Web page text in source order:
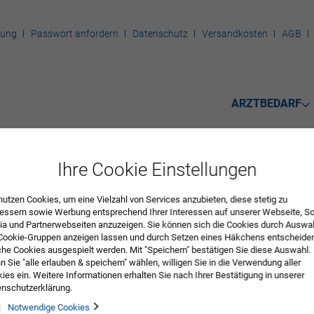
Passwort anfordern Datenschutz Versandkosten AGB
ARZTBEDARF
Medikamentenbecher
aus PP, grifffest und stapelbar. Inhalt 25 ml.
Ihre Cookie Einstellungen
Cookies, um eine Vielzahl von Services anzubieten, diese stetig zu
sowie Werbung entsprechend Ihrer Interessen auf unserer Webseite,
und Partnerwebseiten anzuzeigen. Sie können sich die Cookies durch
Gruppen anzeigen lassen und durch Setzen eines Häkchens
Cookies ausgespielt werden. Mit "Speichern" bestätigen Sie diese Auswahl.
Sie "alle erlauben & speichern" wählen, willigen Sie in die Verwendung aller
ein. Weitere Informationen erhalten Sie nach Ihrer Bestätigung in unserer
Notwendige Cookies